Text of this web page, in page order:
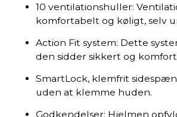
10 ventilationshuller:
komfortabelt og køligt, selv
Action Fit system: Dette
den sidder sikkert og
SmartLock, klemfrit
uden at klemme huden.
Godkendelser: Hjelmen